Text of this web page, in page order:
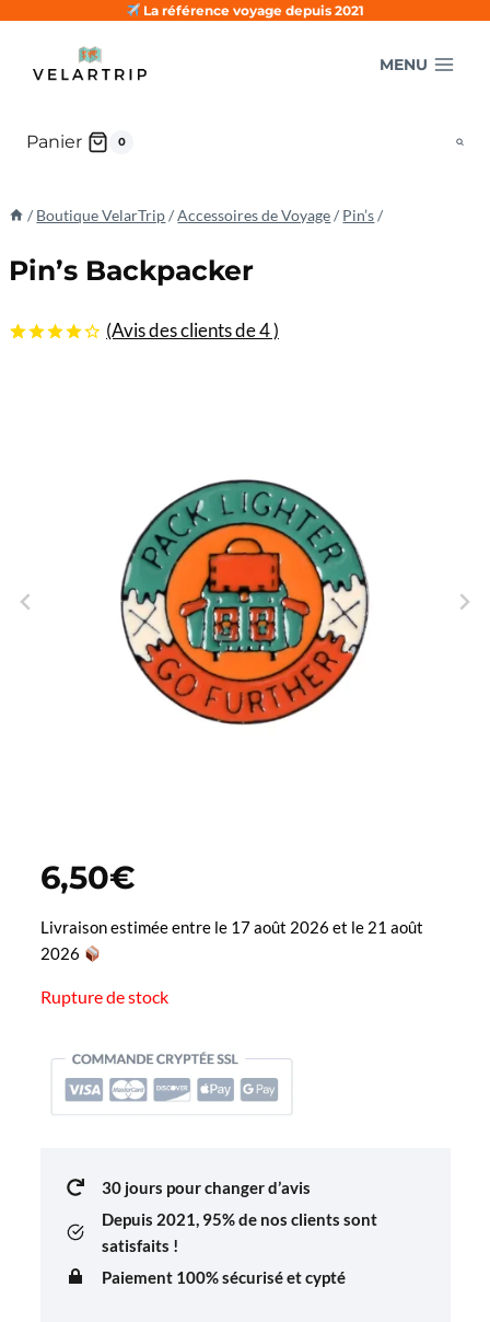
contenu
La référence voyage depuis 2021
MENU
Panier 0
/ Boutique VelarTrip / Accessoires de Voyage / Pin’s /
Pin’s Backpacker
(Avis des clients de4)
6,50€
Livraison estimée entre le 17 août 2026 et le 21 août
2026
Rupture de stock
30 jours pour changer d’avis
Depuis 2021, 95% de nos clients sont
satisfaits !
Paiement 100% sécurisé et cypté